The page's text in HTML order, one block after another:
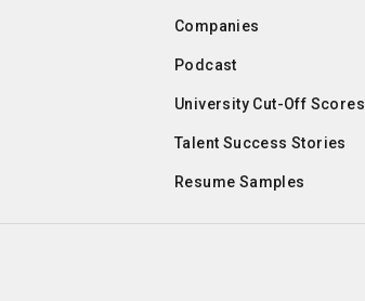
Companies
Podcast
University Cut-Off Scores
Talent Success Stories
Resume Samples